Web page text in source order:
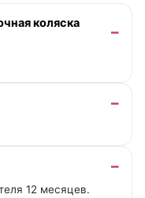
коляска
12 месяцев.